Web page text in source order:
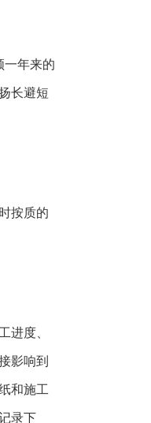
一年来的
长避短
按质的
进度、
影响到
和施工
录下